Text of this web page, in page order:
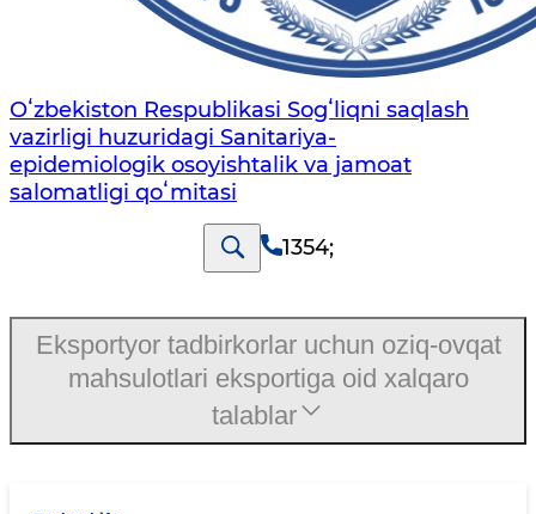
Oʻzbekiston Respublikasi Sogʻliqni saqlash
vazirligi huzuridagi Sanitariya-
epidemiologik osoyishtalik va jamoat
salomatligi qoʻmitasi
1354;
Eksportyor tadbirkorlar uchun oziq-ovqat
mahsulotlari eksportiga oid xalqaro
talablar